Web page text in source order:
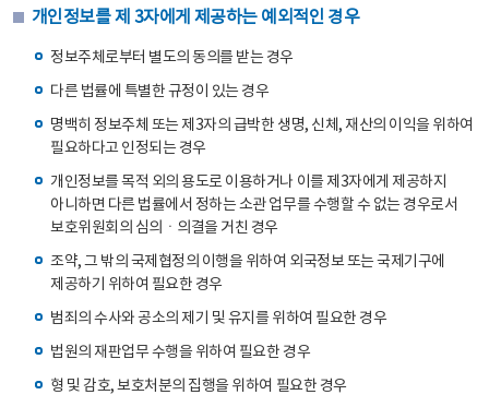
개인정보를 제 3자에게 제공하는 예외적인 경우
정보주체로부터 별도의 동의를 받는 경우
다른 법률에 특별한 규정이 있는 경우
명백히 정보주체 또는 제3자의 급박한 생명, 신체, 재산의 이익을 위하여
필요하다고 인정되는 경우
개인정보를 목적 외의 용도로 이용하거나 이를 제3자에게 제공하지
아니하면 다른 법률에서 정하는 소관 업무를 수행할 수 없는 경우로서
보호위원회의 심의ㆍ의결을 거친 경우
조약, 그 밖의 국제협정의 이행을 위하여 외국정보 또는 국제기구에
제공하기 위하여 필요한 경우
범죄의 수사와 공소의 제기 및 유지를 위하여 필요한 경우
법원의 재판업무 수행을 위하여 필요한 경우
형 및 감호, 보호처분의 집행을 위하여 필요한 경우